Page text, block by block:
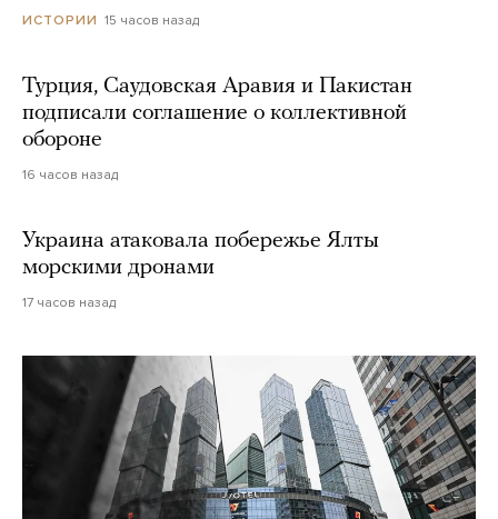
ИСТОРИИ 15 часов назад
Турция, Саудовская Аравия и Пакистан
подписали соглашение о коллективной
обороне
16 часов назад
Украина атаковала побережье Ялты
морскими дронами
17 часов назад